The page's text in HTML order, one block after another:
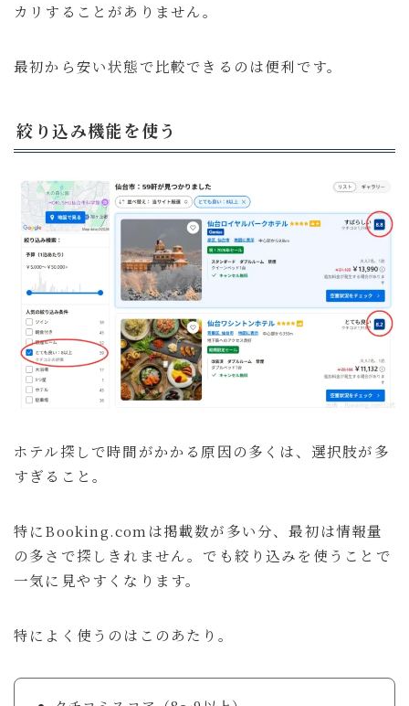
カリすることがありません。
最初から安い状態で比較できるのは便利です。
絞り込み機能を使う
ホテル探しで時間がかかる原因の多くは、選択肢が多
すぎること。
特にBooking.comは掲載数が多い分、最初は情報量
の多さで探しきれません。でも絞り込みを使うことで
一気に見やすくなります。
特によく使うのはこのあたり。